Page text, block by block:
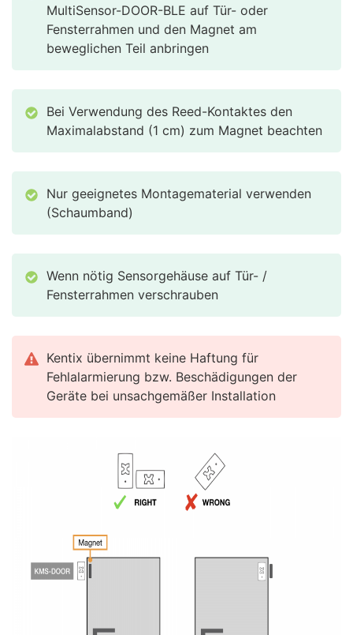
MultiSensor-DOOR-BLE auf Tür- oder
Fensterrahmen und den Magnet am
beweglichen Teil anbringen
Bei Verwendung des Reed-Kontaktes den
Maximalabstand (1 cm) zum Magnet beachten
Nur geeignetes Montagematerial verwenden
(Schaumband)
Wenn nötig Sensorgehäuse auf Tür- /
Fensterrahmen verschrauben
Kentix übernimmt keine Haftung für
Fehlalarmierung bzw. Beschädigungen der
Geräte bei unsachgemäßer Installation